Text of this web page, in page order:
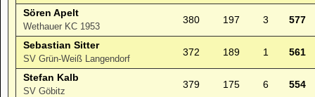
Sören Apelt
Wethauer KC 1953
380 197 3 577
Sebastian Sitter
SV Grün-Weiß Langendorf
372 189 1 561
Stefan Kalb
SV Göbitz
379 175 6 554